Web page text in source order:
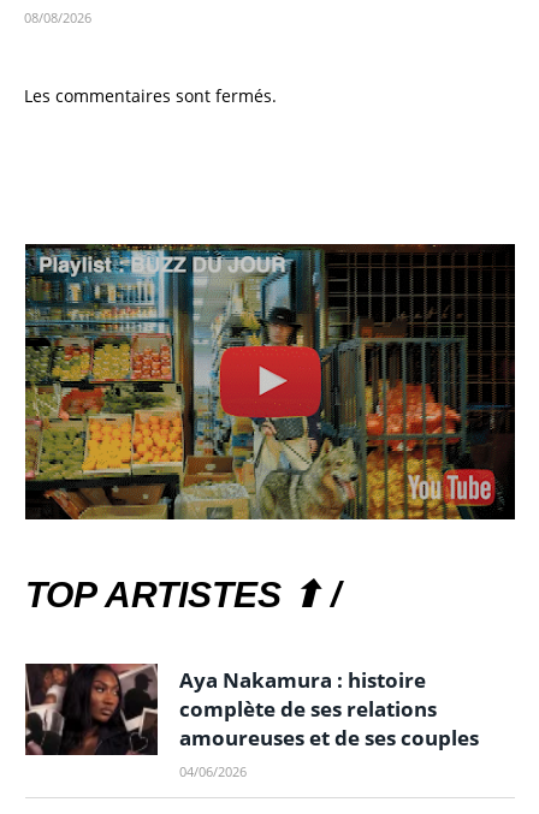
08/08/2026
Les commentaires sont fermés.
TOP ARTISTES ⬆ /
Aya Nakamura : histoire
complète de ses relations
amoureuses et de ses couples
04/06/2026